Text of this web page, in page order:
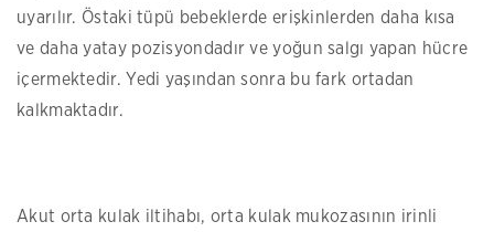
uyarılır. Östaki tüpü bebeklerde erişkinlerden daha kısa
ve daha yatay pozisyondadır ve yoğun salgı yapan hücre
içermektedir. Yedi yaşından sonra bu fark ortadan
kalkmaktadır.
Akut orta kulak iltihabı, orta kulak mukozasının irinli